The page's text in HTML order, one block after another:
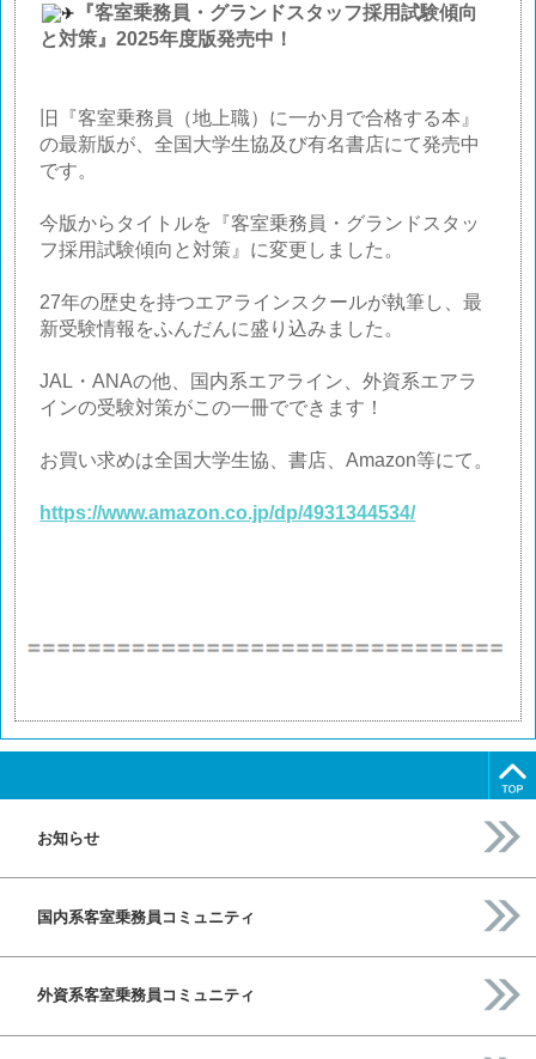
『客室乗務員・グランドスタッフ採用試験傾向
と対策』2025年度版発売中！
旧『客室乗務員（地上職）に一か月で合格する本』
の最新版が、全国大学生協及び有名書店にて発売中
です。
今版からタイトルを『客室乗務員・グランドスタッ
フ採用試験傾向と対策』に変更しました。
27年の歴史を持つエアラインスクールが執筆し、最
新受験情報をふんだんに盛り込みました。
JAL ・ANAの他、国内系エアライン、外資系エアラ
インの受験対策がこの一冊でできます！
お買い求めは全国大学生協、書店、Amazon等にて。
https://www.amazon.co.jp/dp/4931344534/
お知らせ
国内系客室乗務員コミュニティ
外資系客室乗務員コミュニティ